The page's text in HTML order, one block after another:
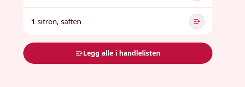
1 sitron, saften
Legg alle i handlelisten